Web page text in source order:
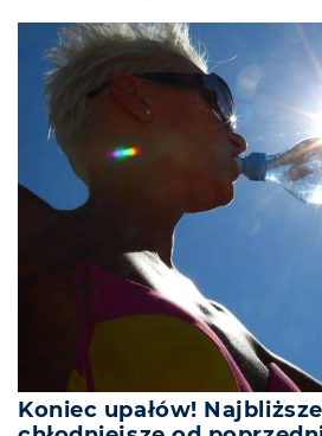
Koniec upałów!